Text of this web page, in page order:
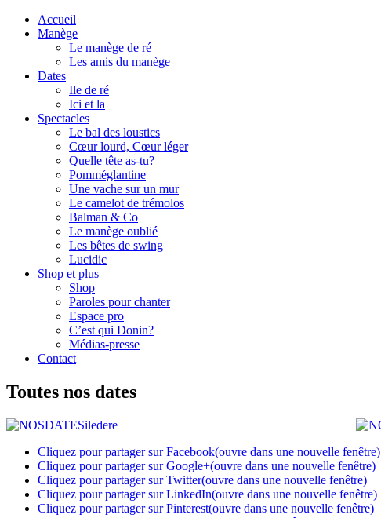
Accueil
Manège
Le manège de ré
Les amis du manège
Dates
Ile de ré
Ici et la
Spectacles
Le bal des loustics
Cœur lourd, Cœur léger
Quelle tête as-tu?
Pomméglantine
Une vache sur un mur
Le camelot de trémolos
Balman & Co
Le manège oublié
Les bêtes de swing
Lucidic
Shop et plus
Shop
Paroles pour chanter
Espace pro
C’est qui Donin?
Médias-presse
Contact
Toutes nos dates
Cliquez pour partager sur Facebook(ouvre dans une nouvelle fenêtre)
Cliquez pour partager sur Google+(ouvre dans une nouvelle fenêtre)
Cliquez pour partager sur Twitter(ouvre dans une nouvelle fenêtre)
Cliquez pour partager sur LinkedIn(ouvre dans une nouvelle fenêtre)
Cliquez pour partager sur Pinterest(ouvre dans une nouvelle fenêtre)